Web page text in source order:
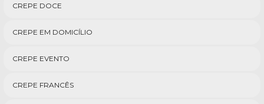
CREPE DOCE
CREPE EM DOMICÍLIO
CREPE EVENTO
CREPE FRANCÊS